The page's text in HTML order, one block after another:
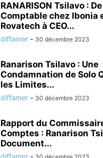
RANARISON Tsilavo : De
Comptable chez Ibonia
Rovatech à CEO...
diffamer - 30 décembre 2023
Ranarison Tsilavo : Une
Condamnation de Solo
les Limites...
diffamer - 30 décembre 2023
Rapport du
Comptes : Ranarison
Document...
diffamer -